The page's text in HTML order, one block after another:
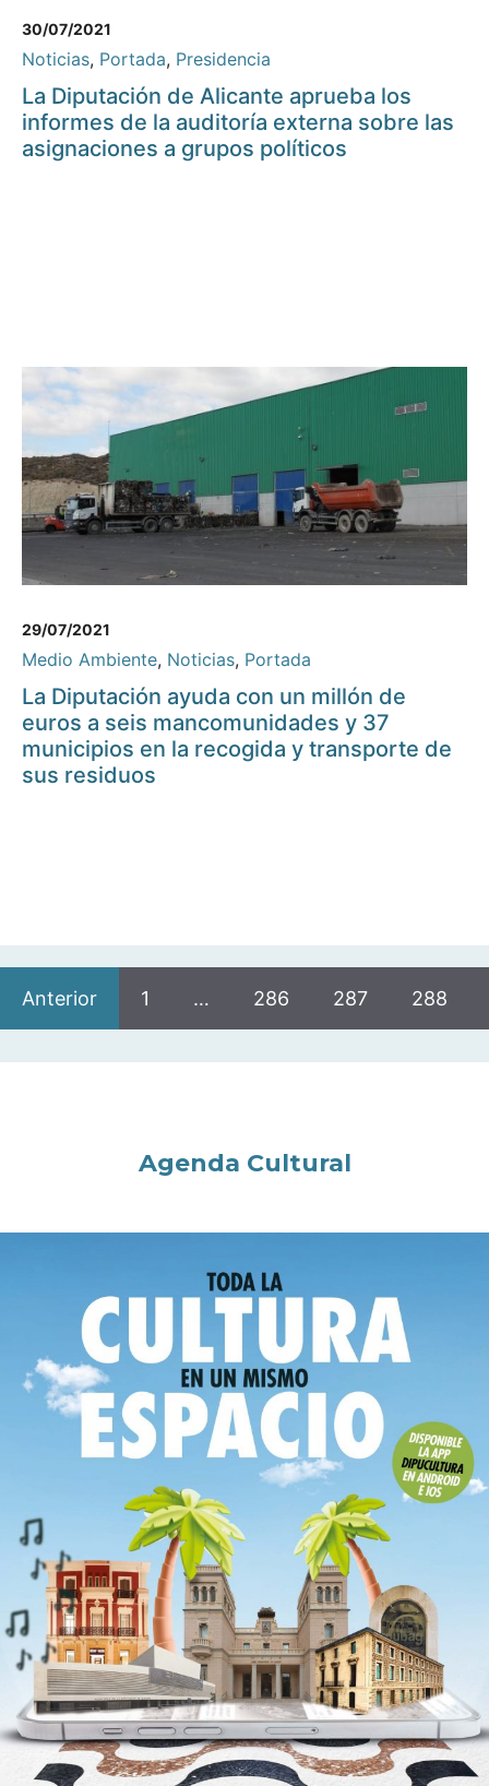
30/07/2021
Noticias, Portada, Presidencia
La Diputación de Alicante aprueba los
informes de la auditoría externa sobre las
asignaciones a grupos políticos
29/07/2021
Medio Ambiente, Noticias, Portada
La Diputación ayuda con un millón de
euros a seis mancomunidades y 37
municipios en la recogida y transporte de
sus residuos
Anterior 1 … 286 287 288
Agenda Cultural